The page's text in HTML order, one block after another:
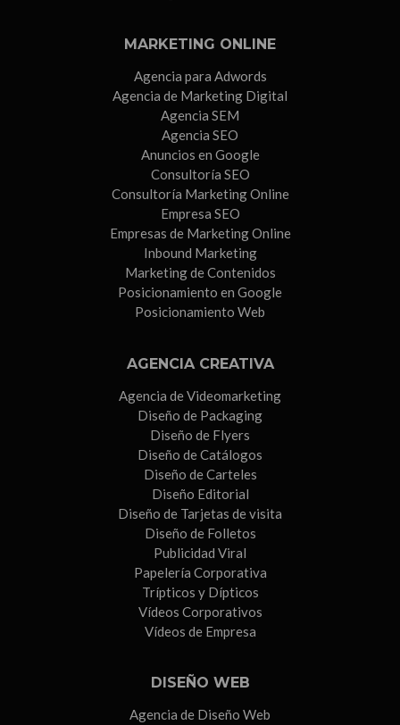
MARKETING ONLINE
Agencia para Adwords
Agencia de Marketing Digital
Agencia SEM
Agencia SEO
Anuncios en Google
Consultoría SEO
Consultoría Marketing Online
Empresa SEO
Empresas de Marketing Online
Inbound Marketing
Marketing de Contenidos
Posicionamiento en Google
Posicionamiento Web
AGENCIA CREATIVA
Agencia de Videomarketing
Diseño de Packaging
Diseño de Flyers
Diseño de Catálogos
Diseño de Carteles
Diseño Editorial
Diseño de Tarjetas de visita
Diseño de Folletos
Publicidad Viral
Papelería Corporativa
Trípticos y Dípticos
Vídeos Corporativos
Vídeos de Empresa
DISEÑO WEB
Agencia de Diseño Web